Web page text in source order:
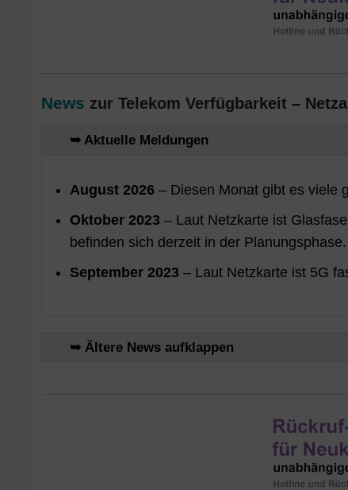
News zur Telekom Verfügbarkeit –
➥ Aktuelle Meldungen
August 2026 – Diesen Monat gibt es viele
Oktober 2023 – Laut Netzkarte ist
befinden sich derzeit in der Planungsphase.
September 2023 – Laut Netzkarte ist 5G
➥ Ältere News aufklappen